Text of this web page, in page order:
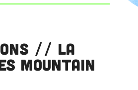
// La
Mountain